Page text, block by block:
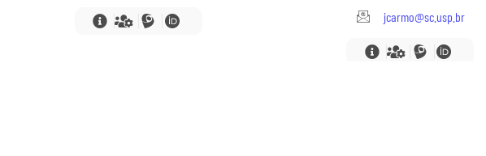
jcarmo@sc.usp.br